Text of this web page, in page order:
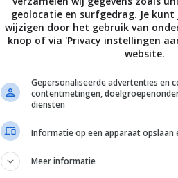
geolocatie en surfgedrag. Je
wijzigen door het gebruik van
knop of via 'Privacy instellingen
website.
Gepersonaliseerde advertenties en
contentmetingen,
diensten
Informatie op een apparaat opslaan
Meer informatie